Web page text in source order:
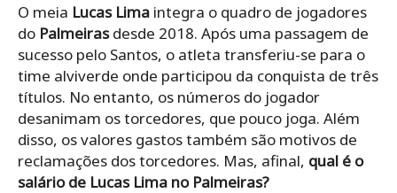
O meia Lucas Lima integra o quadro de jogadores
do Palmeirasdesde 2018. Após uma passagem de
sucesso pelo Santos, o atleta transferiu-se para o
time alviverde onde participou da conquista de três
títulos. No entanto, os números do jogador
desanimam os torcedores, que pouco joga. Além
disso, os valores gastos também são motivos de
reclamações dos torcedores. Mas, afinal, qual é o
salário de Lucas Lima no Palmeiras?